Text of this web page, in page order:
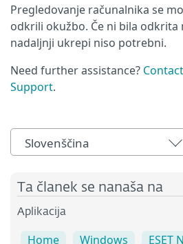
Pregledovanje računalnika se
odkrili okužbo. Če ni bila odkrita
nadaljnji ukrepi niso potrebni.
Need further assistance?
Support.
Slovenščina
Ta članek se nanaša na
Aplikacija
Home Windows
ESET